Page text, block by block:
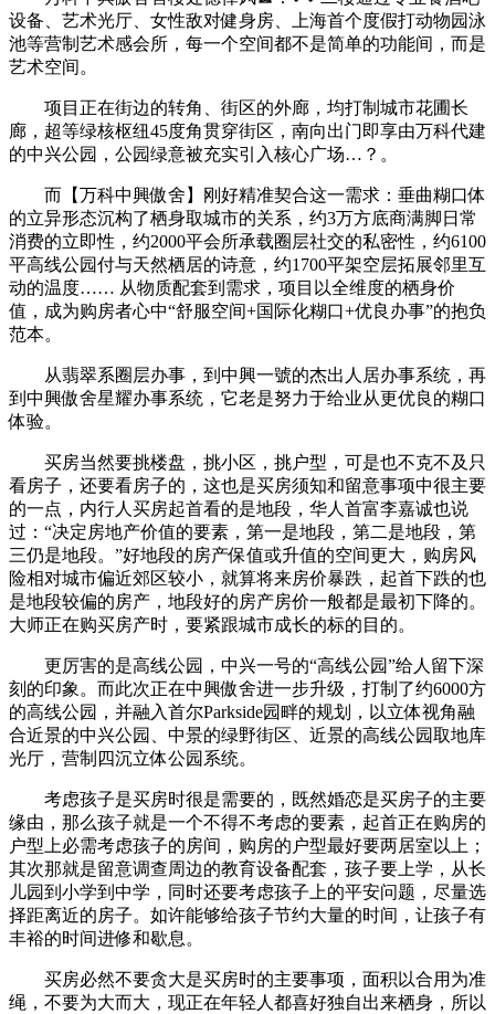
设备、艺术光厅、女性敌对健身房、上海首个度假打动物园泳
池等营制艺术感会所，每一个空间都不是简单的功能间，而是
艺术空间。
项目正在街边的转角、街区的外廊，均打制城市花圃长
廊，超等绿核枢纽45度角贯穿街区，南向出门即享由万科代建
的中兴公园，公园绿意被充实引入核心广场…？。
而【万科中興傲舍】刚好精准契合这一需求：垂曲糊口体
的立异形态沉构了栖身取城市的关系，约3万方底商满脚日常
消费的立即性，约2000平会所承载圈层社交的私密性，约6100
平高线公园付与天然栖居的诗意，约1700平架空层拓展邻里互
动的温度…… 从物质配套到需求，项目以全维度的栖身价
值，成为购房者心中“舒服空间+国际化糊口+优良办事”的抱负
范本。
从翡翠系圈层办事，到中興一號的杰出人居办事系统，再
到中興傲舍星耀办事系统，它老是努力于给业从更优良的糊口
体验。
买房当然要挑楼盘，挑小区，挑户型，可是也不克不及只
看房子，还要看房子的，这也是买房须知和留意事项中很主要
的一点，内行人买房起首看的是地段，华人首富李嘉诚也说
过：“决定房地产价值的要素，第一是地段，第二是地段，第
三仍是地段。”好地段的房产保值或升值的空间更大，购房风
险相对城市偏近郊区较小，就算将来房价暴跌，起首下跌的也
是地段较偏的房产，地段好的房产房价一般都是最初下降的。
大师正在购买房产时，要紧跟城市成长的标的目的。
更厉害的是高线公园，中兴一号的“高线公园”给人留下深
刻的印象。而此次正在中興傲舍进一步升级，打制了约6000方
的高线公园，并融入首尔Parkside园畔的规划，以立体视角融
合近景的中兴公园、中景的绿野街区、近景的高线公园取地库
光厅，营制四沉立体公园系统。
考虑孩子是买房时很是需要的，既然婚恋是买房子的主要
缘由，那么孩子就是一个不得不考虑的要素，起首正在购房的
户型上必需考虑孩子的房间，购房的户型最好要两居室以上；
其次那就是留意调查周边的教育设备配套，孩子要上学，从长
儿园到小学到中学，同时还要考虑孩子上的平安问题，尽量选
择距离近的房子。如许能够给孩子节约大量的时间，让孩子有
丰裕的时间进修和歇息。
买房必然不要贪大是买房时的主要事项，面积以合用为准
绳，不要为大而大，现正在年轻人都喜好独自出来栖身，所以